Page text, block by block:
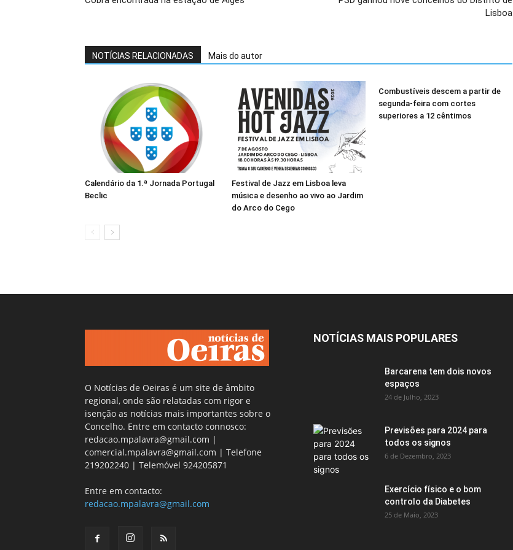
Lisboa
NOTÍCIAS RELACIONADAS Mais do autor
Calendário da 1.ª Jornada Portugal
Beclic
Festival de Jazz em Lisboa leva
música e desenho ao vivo ao Jardim
do Arco do Cego
Combustíveis descem a partir de
segunda-feira com cortes
superiores a 12 cêntimos
O Notícias de Oeiras é um site de âmbito
regional, onde são relatadas com rigor e
isenção as notícias mais importantes sobre o
Concelho. Entre em contacto connosco:
redacao.mpalavra@gmail.com |
comercial.mpalavra@gmail.com | Telefone
219202240 | Telemóvel 924205871
Entre em contacto:
redacao.mpalavra@gmail.com
NOTÍCIAS MAIS POPULARES
Barcarena tem dois novos
espaços
24 de Julho, 2023
Previsões para 2024 para
todos os signos
6 de Dezembro, 2023
Exercício físico e o bom
controlo da Diabetes
25 de Maio, 2023